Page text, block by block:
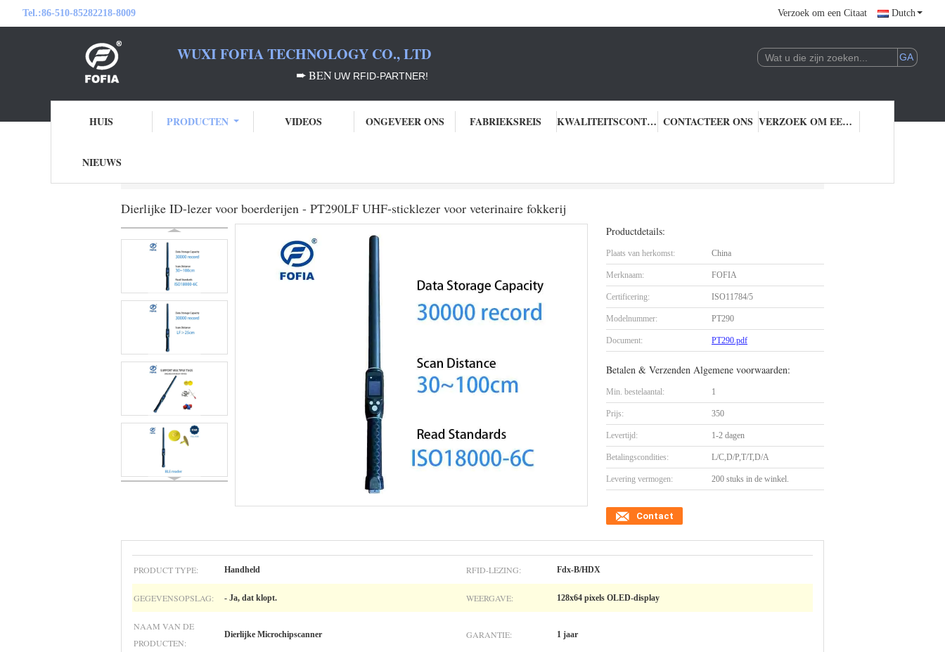
Tel.:86-510-85282218-8009 Verzoek om een Citaat Dutch
WUXI FOFIA TECHNOLOGY CO., LTD
➨BEN UW RFID-PARTNER!
HUIS PRODUCTEN VIDEOS ONGEVEER ONS FABRIEKSREIS KWALITEITSCONTROLE CONTACTEER ONS VERZOEK OM EEN CITAAT
NIEUWS
Dierlijke ID-lezer voor boerderijen - PT290LF UHF-sticklezer voor veterinaire fokkerij
Productdetails:
Plaats van herkomst: China
Merknaam: FOFIA
Certificering: ISO11784/5
Modelnummer: PT290
Document: PT290.pdf
Betalen & Verzenden Algemene voorwaarden:
Min. bestelaantal: 1
Prijs: 350
Levertijd: 1-2 dagen
Betalingscondities: L/C,D/P,T/T,D/A
Levering vermogen: 200 stuks in de winkel.
Contact
PRODUCT TYPE: Handheld RFID-LEZING: Fdx-B/HDX
GEGEVENSOPSLAG: - Ja, dat klopt. WEERGAVE: 128x64 pixels OLED-display
NAAM VAN DE
PRODUCTEN:
Dierlijke Microchipscanner GARANTIE: 1 jaar